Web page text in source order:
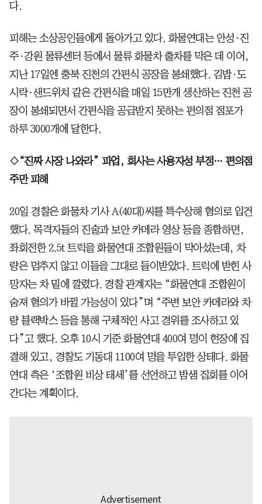
다.
피해는 소상공인들에게 돌아가고 있다. 화물연대는 안성·진
주·강원 물류센터 등에서 물류 화물차 출차를 막은 데 이어,
지난 17일엔 충북 진천의 간편식 공장을 봉쇄했다. 김밥·도
시락·샌드위치 같은 간편식을 매일 15만개 생산하는 진천 공
장이 봉쇄되면서 간편식을 공급받지 못하는 편의점 점포가
하루 3000개에 달한다.
◇“진짜 사장 나와라” 파업, 회사는 사용자성 부정… 편의점
주만 피해
20일 경찰은 화물차 기사 A(40대)씨를 특수상해 혐의로 입건
했다. 목격자들의 진술과 보안 카메라 영상 등을 종합하면,
좌회전한 2.5t 트럭을 화물연대 조합원들이 막아섰는데, 차
량은 멈추지 않고 이들을 그대로 들이받았다. 트럭에 받힌 사
망자는 차 밑에 깔렸다. 경찰 관계자는 “화물연대 조합원이
숨져 혐의가 바뀔 가능성이 있다”며 “주변 보안 카메라와 차
량 블랙박스 등을 통해 구체적인 사고 경위를 조사하고 있
다”고 했다. 오후 10시 기준 화물연대 400여 명이 현장에 집
결해 있고, 경찰도 기동대 1100여 명을 투입한 상태다. 화물
연대 측은 ‘조합원 비상 태세’를 선언하고 밤샘 집회를 이어
간다는 계획이다.